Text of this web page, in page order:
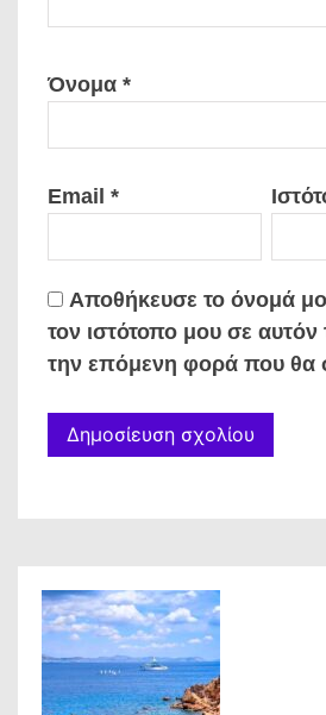
Όνομα *
Email *
Αποθήκευσε το όνομά
τον ιστότοπο μου σε
την επόμενη φορά που θα